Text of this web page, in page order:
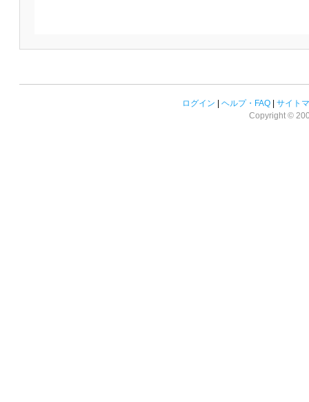
ログイン ヘルプ・FAQ
サイト
Copyright ©